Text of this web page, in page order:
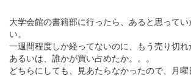
大学会館の書籍部に行ったら、あると思って
い。
一週間程度しか経ってないのに、もう売り切れ
あるいは、誰かが買い占めたか。。。
どちらにしても、見あたらなかったので、月